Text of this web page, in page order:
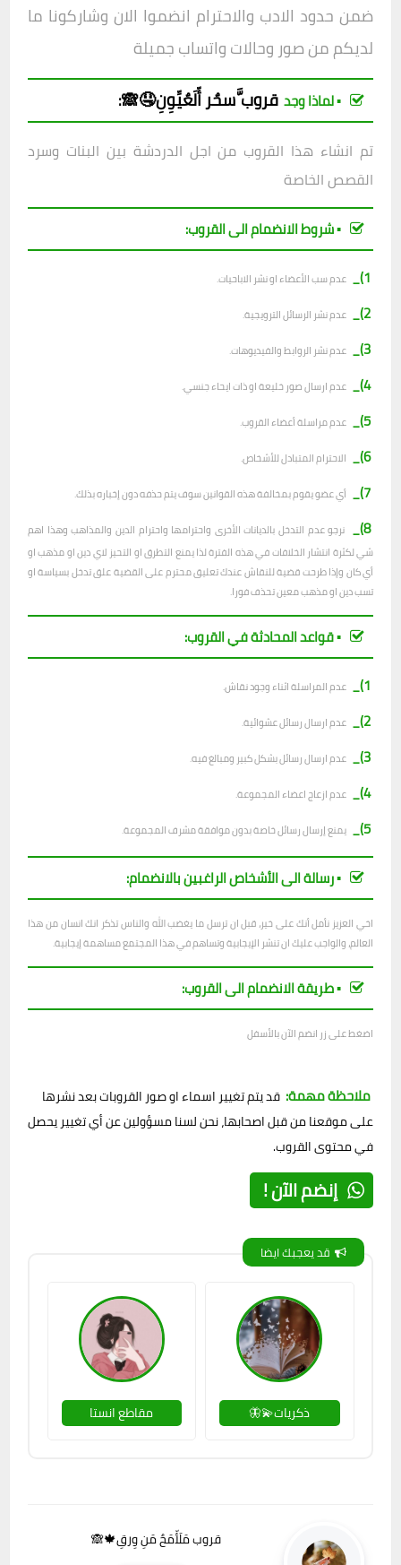
ضمن حدود الادب والاحترام انضموا الان وشاركونا ما
لديكم من صور وحالات واتساب جميلة
▪︎ لماذا وجد قروبَّسحٌر أّلَعٌيِّوِنِ🤤🙈:
تم انشاء هذا القروب من اجل الدردشة بين البنات وسرد
القصص الخاصة
▪︎ شروط الانضمام الى القروب:
1)_
عدم سب الأعضاء او نشر الاباحيات.
2)_ عدم نشر الرسائل الترويجية.
3)_ عدم نشر الروابط والفيديوهات.
4)_ عدم ارسال صور خليعة او ذات ايحاء جنسي.
5)_ عدم مراسلة أعضاء القروب.
6)_ الاحترام المتبادل للأشخاص.
7)_ أي عضو يقوم بمخالفة هذه القوانين سوف يتم حذفه دون إخباره بذلك.
8)_
نرجو عدم التدخل بالديانات الأخرى واحترامها واحترام الدين والمذاهب وهذا اهم
شي لكثرة انتشار الخلافات في هذه الفترة لذا يمنع التطرق او التحيز لاي دين او مذهب او
أي كان وإذا طرحت قضية للنقاش عندك تعليق محترم على القضية علق تدخل بسياسة او
تسب دين او مذهب معين تحذف فورا.
▪︎ قواعد المحادثة في القروب:
1)_
عدم المراسلة اثناء وجود نقاش.
2)_ عدم ارسال رسائل عشوائية.
3)_ عدم ارسال رسائل بشكل كبير ومبالغ فيه.
4)_ عدم ازعاج اعضاء المجموعة.
5)_ يمنع إرسال رسائل خاصة بدون موافقة مشرف المجموعة.
▪︎ رسالة الى الأشخاص الراغبين بالانضمام:
اخي العزيز نأمل أنك على خير، قبل ان ترسل ما يغضب الله والناس تذكر انك انسان من هذا
العالم، والواجب عليك ان تنشر الإيجابية وتساهم في هذا المجتمع مساهمة إيجابية.
▪︎ طريقة الانضمام الى القروب:
اضغط على زر انضم الآن بالأسفل
ملاحظة مهمة: قد يتم تغيير اسماء او صور القروبات بعد نشرها
على موقعنا من قبل اصحابها، نحن لسنا مسؤولين عن أي تغيير يحصل
في محتوى القروب.
إنضم الآن !
قد يعجبك ايضا
ذكريات💫🦋 مقاطع انستا
قروب مَلَأّمَحٌ مَنِ وِرقِ🍁🙈